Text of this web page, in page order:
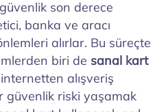
son derece
banka ve aracı
alırlar. Bu süreçte
biri de sanal kart
alışveriş
riski yaşamak